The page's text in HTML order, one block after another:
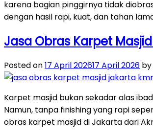
karena bagian pinggirnya tidak
dengan hasil rapi, kuat, dan tahan
Jasa Obras Karpet
Posted on17 April 202617 April 2026
Karpet masjid bukan sekadar alas
Namun, tanpa finishing yang rapi
obras karpet masjid di Jakarta dari